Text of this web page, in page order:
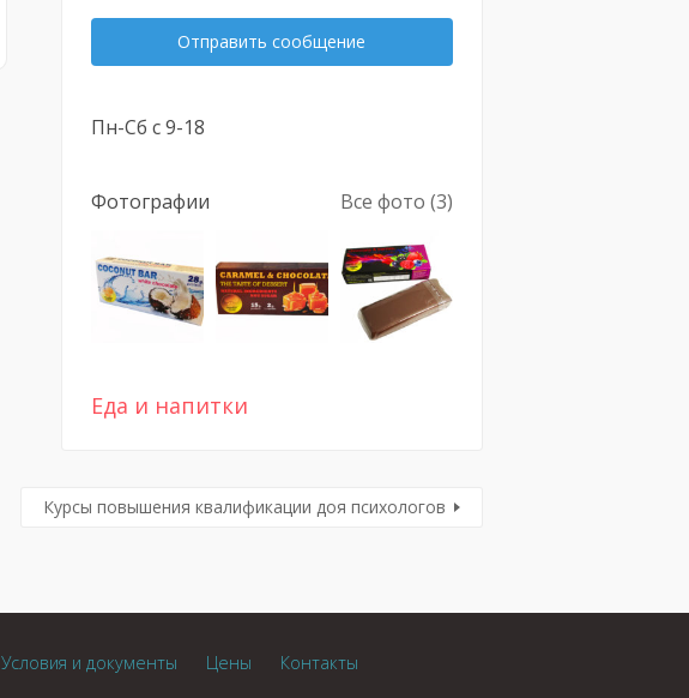
Отправить сообщение
Пн-Сб с 9-18
Фотографии Все фото (3)
Еда и напитки
Курсы повышения квалификации доя психологов
Условия и документы Цены Контакты